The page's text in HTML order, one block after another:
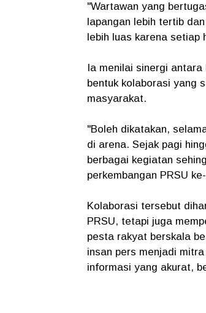
"Wartawan yang
lapangan lebih tertib
lebih luas karena
Ia menilai sinergi
bentuk kolaborasi yang
masyarakat.
"Boleh dikatakan,
di arena. Sejak pagi
berbagai kegiatan
perkembangan PRSU
Kolaborasi tersebut
PRSU, tetapi juga
pesta rakyat berskala
insan pers menjadi
informasi yang akurat,